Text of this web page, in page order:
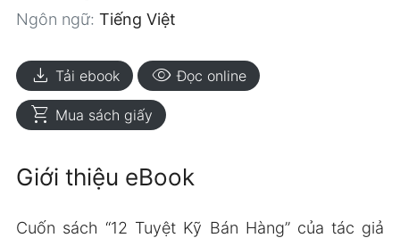
Ngôn ngữ: Tiếng Việt
download Tải ebook visibility Đọc online
shopping_cart Mua sách giấy
Giới thiệu eBook
Cuốn sách “12 Tuyệt Kỹ Bán Hàng” của tác giả